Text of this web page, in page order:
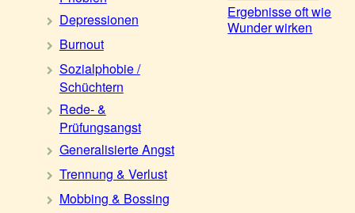
Depressionen
Burnout
Sozialphobie /
Schüchtern
Rede- &
Prüfungsangst
Generalisierte Angst
Trennung & Verlust
Mobbing & Bossing
Ergebnisse oft wie
Wunder wirken